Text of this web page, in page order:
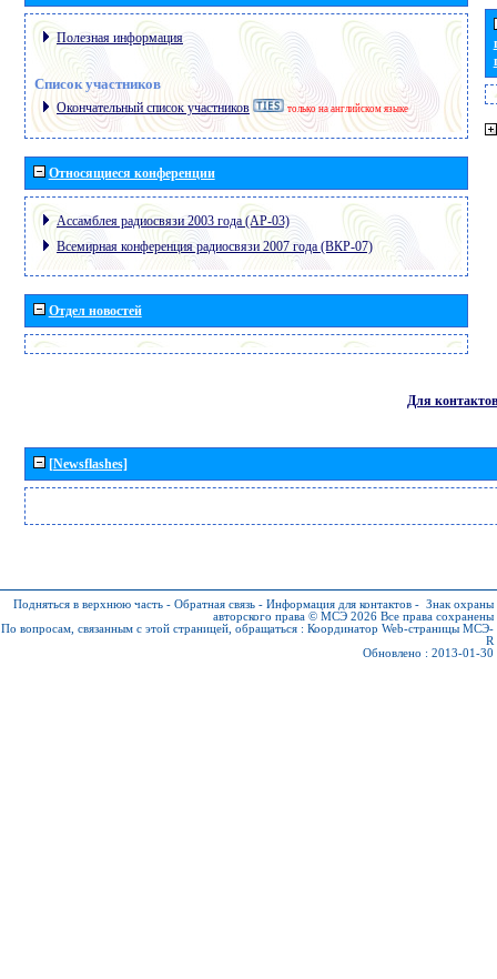
Полезная информация
Список участников
Окончательный список участников только на английском языке
Относящиеся конференции
Ассамблея радиосвязи 2003 года (АР-03)
Всемирная конференция радиосвязи 2007 года (ВКР-07)
Отдел новостей
Для контактов
[Newsflashes]
Подняться в верхнюю часть - Обратная связь - Информация для контактов - Знак охраны
авторского права © МСЭ 2026 Все права сохранены
По вопросам, связанным с этой страницей, обращаться : Координатор Web-страницы МСЭ-
R
Обновлено : 2013-01-30